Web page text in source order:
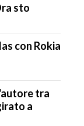
sto
con Rokia
tra
a